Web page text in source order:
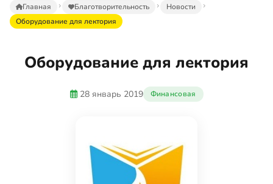
Главная Благотворительность
Новости
Оборудование для лектория
Оборудование для лектория
28 январь 2019 Финансовая